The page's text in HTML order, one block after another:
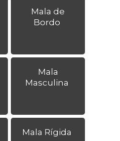
Mala de
Bordo
Mala
Masculina
Mala Rígida